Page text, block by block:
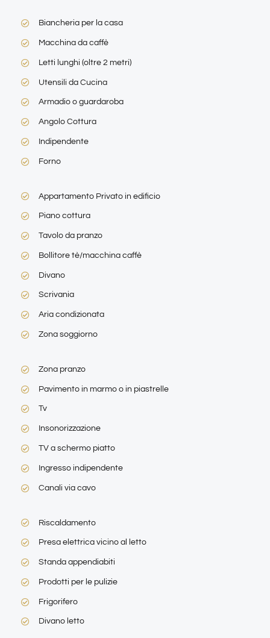
Biancheria per la casa
Macchina da caffè
Letti lunghi (oltre 2 metri)
Utensili da Cucina
Armadio o guardaroba
Angolo Cottura
Indipendente
Forno
Appartamento Privato in edificio
Piano cottura
Tavolo da pranzo
Bollitore tè/macchina caffè
Divano
Scrivania
Aria condizionata
Zona soggiorno
Zona pranzo
Pavimento in marmo o in piastrelle
Tv
Insonorizzazione
TV a schermo piatto
Ingresso indipendente
Canali via cavo
Riscaldamento
Presa elettrica vicino al letto
Standa appendiabiti
Prodotti per le pulizie
Frigorifero
Divano letto